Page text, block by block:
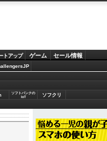
トアップ ゲーム セール情報
ソフトバンクの
IoT
ソフクリ